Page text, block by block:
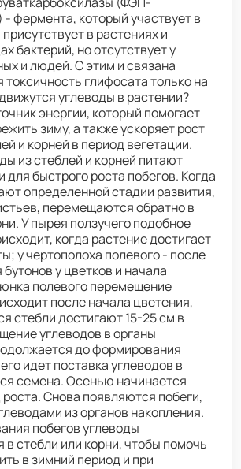
- фермента, который участвует в
в растениях и
бактерий, но отсутствует у
и людей. С этим и связана
токсичность глифосата только на
углеводы в растении?
энергии, который помогает
зиму, а также ускоряет рост
и корней в период вегетации.
из стеблей и корней питают
для быстрого роста побегов. Когда
определенной стадии развития,
перемещаются обратно в
У пырея ползучего подобное
когда растение достигает
у чертополоха полевого - после
у цветков и начала
полевого перемещение
после начала цветения,
стебли достигают 15-25 см в
углеводов в органы
до формирования
идет поставка углеводов в
семена. Осенью начинается
Снова появляются побеги,
из органов накопления.
побегов углеводы
стебли или корни, чтобы помочь
в зимний период и при